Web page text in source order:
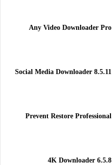
تفعيل برنامج Any Video Downloader Pro
تفعيل برنامج Prevent Restore Professional